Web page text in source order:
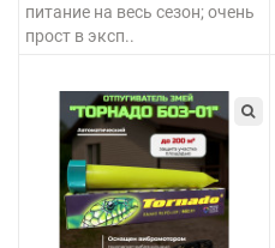
питание на весь сезон; очень
прост в эксп..